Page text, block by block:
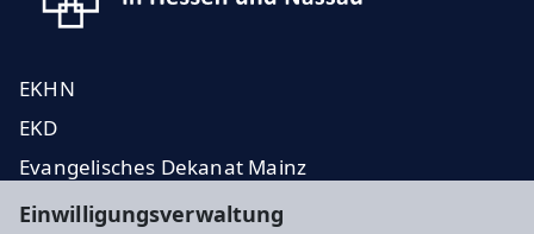
Einwilligungsverwaltung
EKHN
EKD
Evangelisches Dekanat Mainz
Presseanfragen